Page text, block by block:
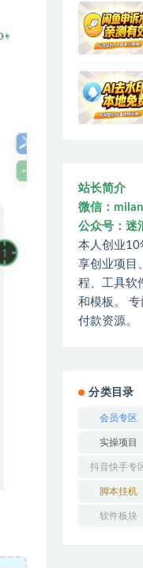
站长简介
微信：
公众号：迷
本人创业10
享创业项目
程、工具软
和模板。
付款资源。
分类目录
会员专区
实操项目
抖音快手专
脚本挂机
软件板块